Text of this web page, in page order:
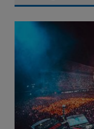
Kygo: Superstar